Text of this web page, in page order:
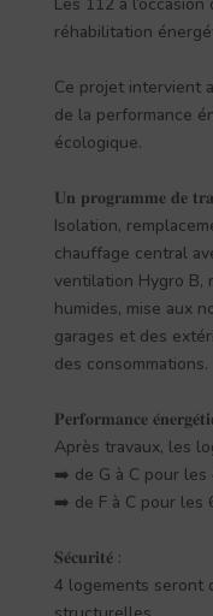
réhabilitation
Ce projet intervient
de la performance
écologique.
𝐔𝐧 𝐩𝐫𝐨𝐠𝐫𝐚𝐦𝐦𝐞 𝐝𝐞
Isolation,
chauffage central
ventilation Hygro B,
humides, mise aux
garages et des
des consommations.
𝐏𝐞𝐫𝐟𝐨𝐫𝐦𝐚𝐧𝐜𝐞
Après travaux, les
➡️ de G à C pour
➡️ de F à C pour les
𝐒𝐞́𝐜𝐮𝐫𝐢𝐭𝐞́ :
4 logements seront